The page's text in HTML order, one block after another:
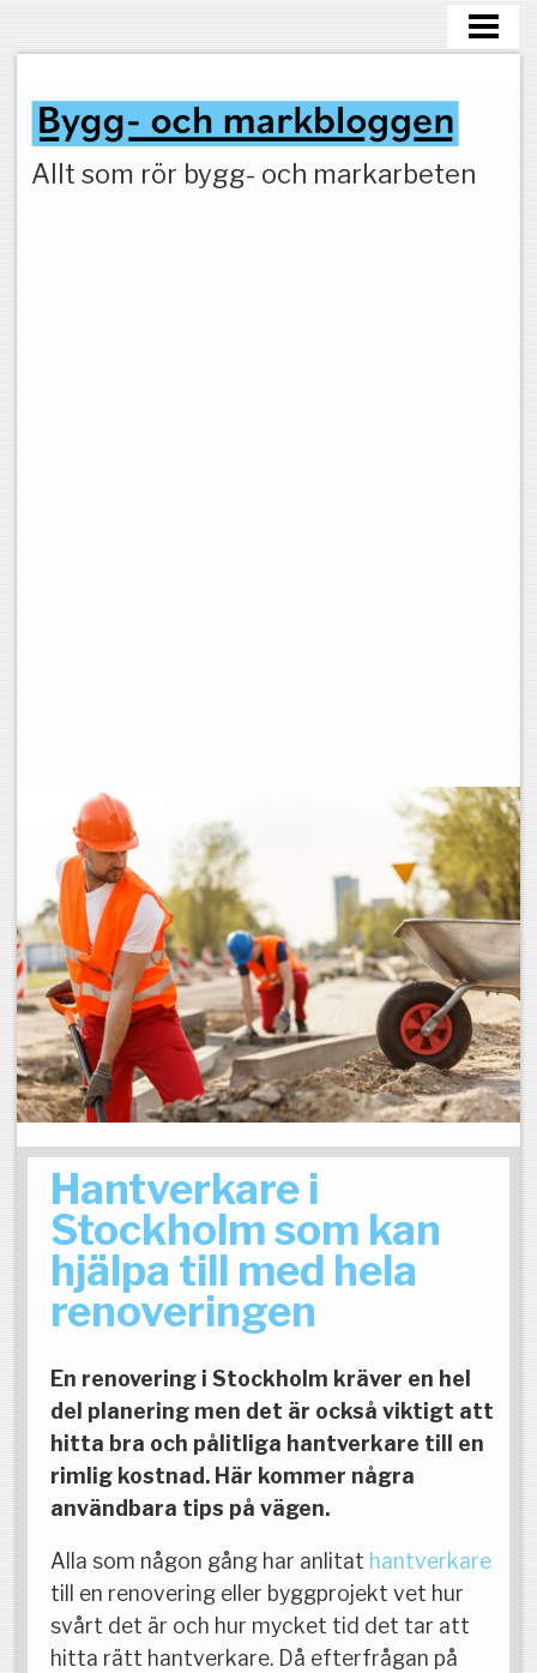
Allt som rör bygg- och markarbeten
Hantverkare i
Stockholm som kan
hjälpa till med hela
renoveringen
En renovering i Stockholm kräver en hel
del planering men det är också viktigt att
hitta bra och pålitliga hantverkare till en
rimlig kostnad. Här kommer några
användbara tips på vägen.
Alla som någon gång har anlitat hantverkare
till en renovering eller byggprojekt vet hur
svårt det är och hur mycket tid det tar att
hitta rätt hantverkare. Då efterfrågan på